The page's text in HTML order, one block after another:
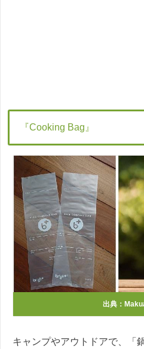
『Cooking Bag』
出典：
キャンプやアウトドアで、「